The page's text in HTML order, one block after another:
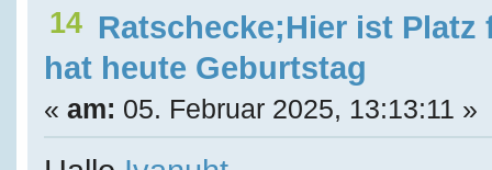
14 Ratschecke;Hier ist
hat heute Geburtstag
« am: 05. Februar 2025, 13:13:11 »